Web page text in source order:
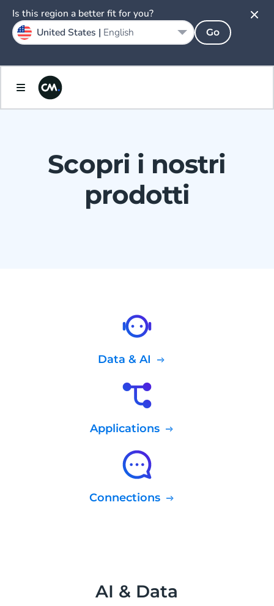
Scopri i nostri
prodotti
Data & AI
Applications
Connections
AI & Data
Is this region a better fit for you?
United States | English Go